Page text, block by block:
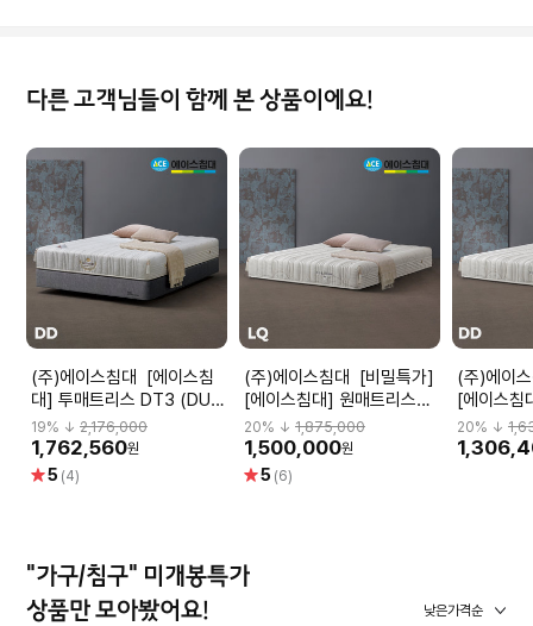
다른 고객님들이 함께 본 상품이에요!
(주)에이스침대 [에이스침
대] 투매트리스 DT3 (DUO
TECH3)/DD(더블사이즈)
19% ↓ 2,176,000
1,762,560원
별5 (4)
(주)에이스침대 [비밀특가]
[에이스침대] 원매트리스
DT3 (DUO
TECH3)/LQ(퀸사이즈)
20% ↓1,875,000
1,500,000원
별5 (6)
(주)에이스침대
[에이스침
DT3
TECH3)/
20% ↓
"가구/침구" 미개봉특가
상품만 모아봤어요!
낮은가격순